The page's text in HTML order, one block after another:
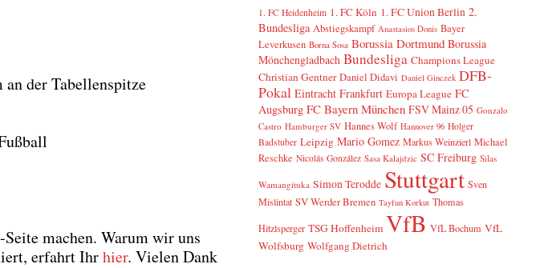
der Tabel­len­spit­ze
machen. War­um wir uns
erfahrt Ihrhier. Vie­len Dank
1. FC Heidenheim 1. FC Köln 1. FC Union Berlin 2.
Bundesliga Abstiegskampf Anastasios Donis Bayer
Leverkusen Borna Sosa Borussia Dortmund Borussia
Mönchengladbach Bundesliga Champions League
Christian Gentner Daniel Didavi Daniel Ginczek DFB-
Pokal Eintracht Frankfurt Europa League FC
Augsburg FC Bayern München FSV Mainz 05 Gonzalo
Castro Hamburger SV Hannes Wolf Hannover 96 Holger
Badstuber Leipzig Mario Gomez Markus Weinzierl Michael
Reschke Nicolás González Sasa Kalajdzic SC Freiburg Silas
Wamangituka Simon Terodde Stuttgart Sven
Mislintat SV Werder Bremen Tayfun Korkut Thomas
Hitzlsperger TSG Hoffenheim VfB VfL Bochum VfL
Wolfsburg Wolfgang Dietrich